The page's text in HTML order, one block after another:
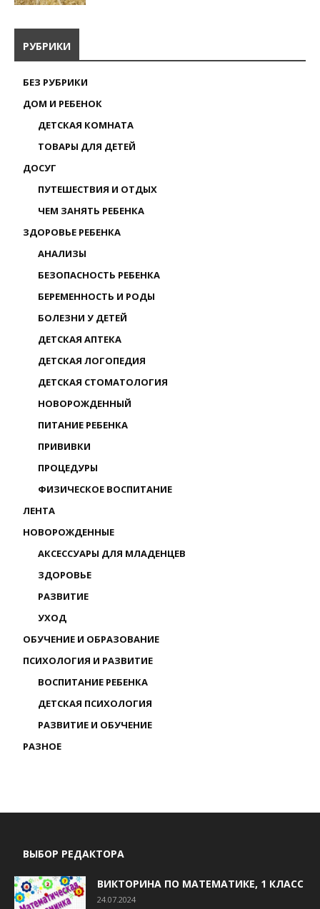
РУБРИКИ
БЕЗ РУБРИКИ
ДОМ И РЕБЕНОК
ДЕТСКАЯ КОМНАТА
ТОВАРЫ ДЛЯ ДЕТЕЙ
ДОСУГ
ПУТЕШЕСТВИЯ И ОТДЫХ
ЧЕМ ЗАНЯТЬ РЕБЕНКА
ЗДОРОВЬЕ РЕБЕНКА
АНАЛИЗЫ
БЕЗОПАСНОСТЬ РЕБЕНКА
БЕРЕМЕННОСТЬ И РОДЫ
БОЛЕЗНИ У ДЕТЕЙ
ДЕТСКАЯ АПТЕКА
ДЕТСКАЯ ЛОГОПЕДИЯ
ДЕТСКАЯ СТОМАТОЛОГИЯ
НОВОРОЖДЕННЫЙ
ПИТАНИЕ РЕБЕНКА
ПРИВИВКИ
ПРОЦЕДУРЫ
ФИЗИЧЕСКОЕ ВОСПИТАНИЕ
ЛЕНТА
НОВОРОЖДЕННЫЕ
АКСЕССУАРЫ ДЛЯ МЛАДЕНЦЕВ
ЗДОРОВЬЕ
РАЗВИТИЕ
УХОД
ОБУЧЕНИЕ И ОБРАЗОВАНИЕ
ПСИХОЛОГИЯ И РАЗВИТИЕ
ВОСПИТАНИЕ РЕБЕНКА
ДЕТСКАЯ ПСИХОЛОГИЯ
РАЗВИТИЕ И ОБУЧЕНИЕ
РАЗНОЕ
ВЫБОР РЕДАКТОРА
ВИКТОРИНА ПО МАТЕМАТИКЕ, 1 КЛАСС
24.07.2024